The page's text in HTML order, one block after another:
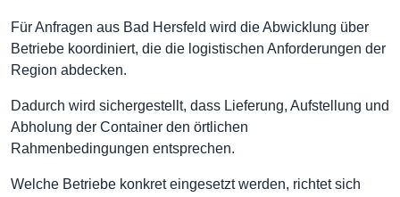
Für Anfragen aus Bad Hersfeld wird die Abwicklung über
Betriebe koordiniert, die die logistischen Anforderungen der
Region abdecken.
Dadurch wird sichergestellt, dass Lieferung, Aufstellung und
Abholung der Container den örtlichen
Rahmenbedingungen entsprechen.
Welche Betriebe konkret eingesetzt werden, richtet sich